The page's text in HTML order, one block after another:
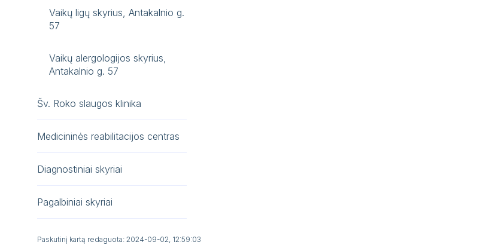
Vaikų ligų skyrius, Antakalnio g.
57
Vaikų alergologijos skyrius,
Antakalnio g. 57
Šv. Roko slaugos klinika
Medicininės reabilitacijos centras
Diagnostiniai skyriai
Pagalbiniai skyriai
Paskutinį kartą redaguota: 2024-09-02, 12:59:03